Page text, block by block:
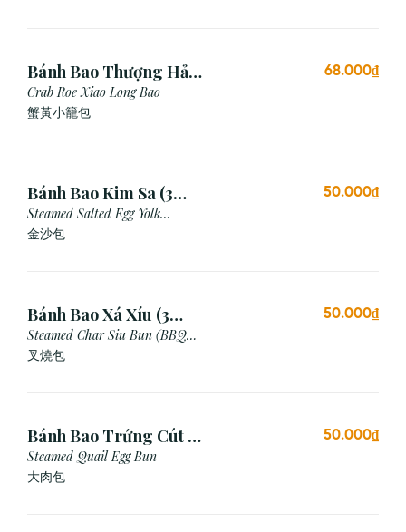
Bánh Bao Thượng Hải
Gạch Cua (3 Viên)
Crab Roe Xiao Long Bao
蟹黃小籠包
68.000₫
Bánh Bao Kim Sa (3
Cái)
Steamed Salted Egg Yolk
Custard Bun
金沙包
50.000₫
Bánh Bao Xá Xíu (3
Cái)
Steamed Char Siu Bun (BBQ
Pork Bun)
叉燒包
50.000₫
Bánh Bao Trứng Cút (3
Cái)
Steamed Quail Egg Bun
大肉包
50.000₫